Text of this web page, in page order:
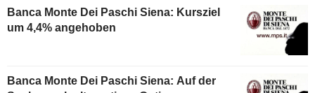
Banca Monte Dei Paschi Siena: Kursziel
um 4,4% angehoben
Banca Monte Dei Paschi Siena: Auf der